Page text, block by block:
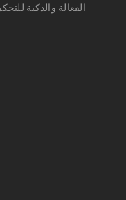
الفعالة والذكية